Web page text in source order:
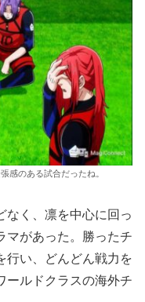
感のある試合だったね。
なく、凛を中心に回っ
マがあった。勝ったチ
行い、どんどん戦力を
ールドクラスの海外チ